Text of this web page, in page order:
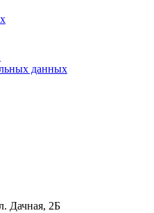
данных
Дачная, 2Б